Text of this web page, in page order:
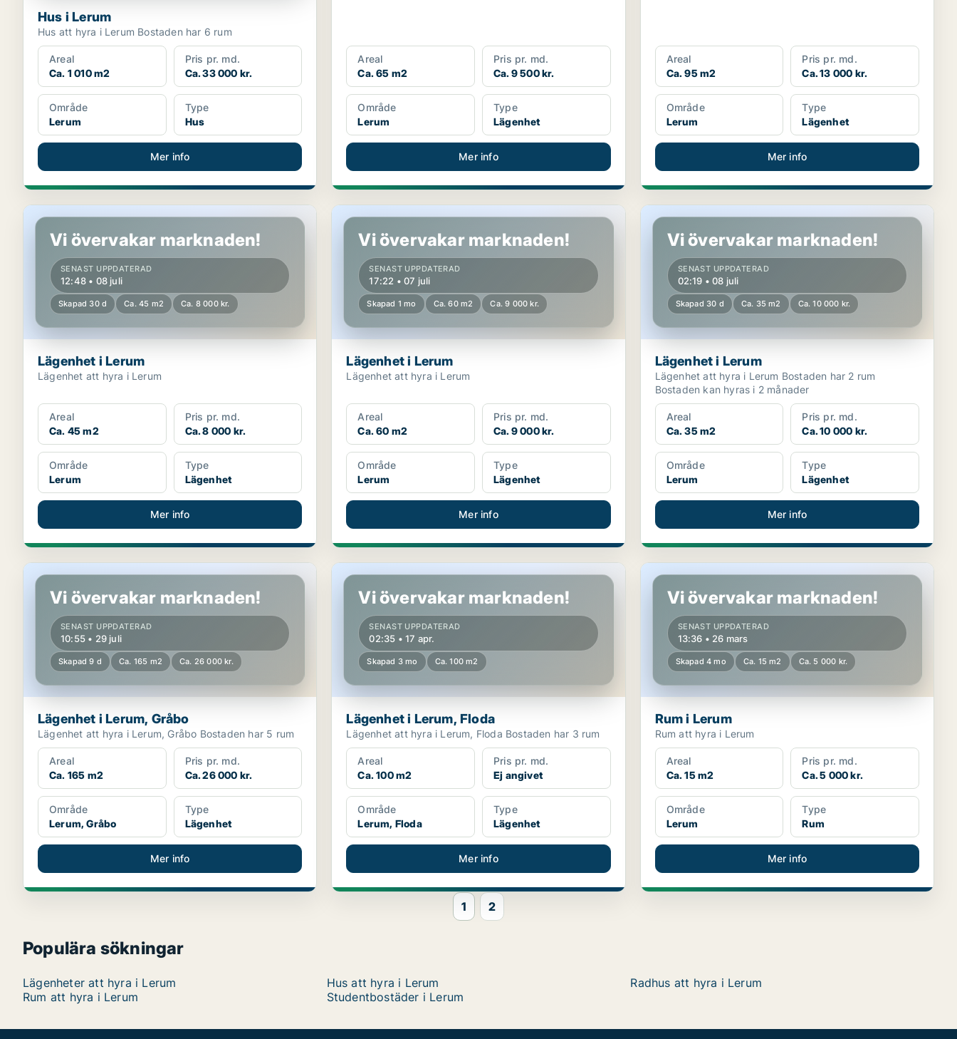
Hus i Lerum
Hus att hyra i Lerum Bostaden har 6 rum
Areal
Ca. 1 010 m2
Pris pr. md.
Ca. 33 000 kr.
Område
Lerum
Type
Hus
Mer info
Areal
Ca. 65 m2
Pris pr. md.
Ca. 9 500 kr.
Område
Lerum
Type
Lägenhet
Mer info
Areal
Ca. 95 m2
Pris pr. md.
Ca. 13 000 kr.
Område
Lerum
Type
Lägenhet
Mer info
Lägenhet i Lerum
Vi övervakar marknaden!
SENAST UPPDATERAD
12:48 • 08 juli
Skapad 30 d Ca. 45 m2 Ca. 8 000 kr.
Lägenhet i Lerum
Lägenhet att hyra i Lerum
Areal
Ca. 45 m2
Pris pr. md.
Ca. 8 000 kr.
Område
Lerum
Type
Lägenhet
Mer info
Lägenhet i Lerum
Vi övervakar marknaden!
SENAST UPPDATERAD
17:22 • 07 juli
Skapad 1 mo Ca. 60 m2 Ca. 9 000 kr.
Lägenhet i Lerum
Lägenhet att hyra i Lerum
Areal
Ca. 60 m2
Pris pr. md.
Ca. 9 000 kr.
Område
Lerum
Type
Lägenhet
Mer info
Lägenhet i Lerum
Vi övervakar marknaden!
SENAST UPPDATERAD
02:19 • 08 juli
Skapad 30 d Ca. 35 m2 Ca. 10 000 kr.
Lägenhet i Lerum
Lägenhet att hyra i Lerum Bostaden har 2 rum
Bostaden kan hyras i 2 månader
Areal
Ca. 35 m2
Pris pr. md.
Ca. 10 000 kr.
Område
Lerum
Type
Lägenhet
Mer info
Lägenhet i Lerum, Gråbo
Vi övervakar marknaden!
SENAST UPPDATERAD
10:55 • 29 juli
Skapad 9 d Ca. 165 m2 Ca. 26 000 kr.
Lägenhet i Lerum, Gråbo
Lägenhet att hyra i Lerum, Gråbo Bostaden har 5 rum
Areal
Ca. 165 m2
Pris pr. md.
Ca. 26 000 kr.
Område
Lerum, Gråbo
Type
Lägenhet
Mer info
Lägenhet i Lerum, Floda
Vi övervakar marknaden!
SENAST UPPDATERAD
02:35 • 17 apr.
Skapad 3 mo Ca. 100 m2
Lägenhet i Lerum, Floda
Lägenhet att hyra i Lerum, Floda Bostaden har 3 rum
Areal
Ca. 100 m2
Pris pr. md.
Ej angivet
Område
Lerum, Floda
Type
Lägenhet
Mer info
Rum i Lerum
Vi övervakar marknaden!
SENAST UPPDATERAD
13:36 • 26 mars
Skapad 4 mo Ca. 15 m2 Ca. 5 000 kr.
Rum i Lerum
Rum att hyra i Lerum
Areal
Ca. 15 m2
Pris pr. md.
Ca. 5 000 kr.
Område
Lerum
Type
Rum
Mer info
1 2
Populära sökningar
Lägenheter att hyra i Lerum Hus att hyra i Lerum
Radhus att hyra i Lerum
Rum att hyra i Lerum
Studentbostäder i Lerum